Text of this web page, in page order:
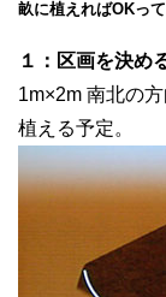
畝に植えればOKっ
１：区画を決め
1m×2m 南北の
植える予定。